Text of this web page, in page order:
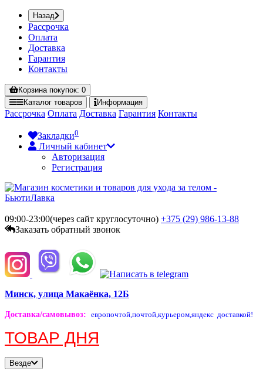
Назад
Рассрочка
Оплата
Доставка
Гарантия
Контакты
Корзинапокупок: 0
Каталог товаров Информация
Рассрочка Оплата Доставка Гарантия Контакты
Закладки0
Личный кабинет
Авторизация
Регистрация
09:00-23:00(через сайт круглосуточно) +375 (29) 986-13-88
Заказать обратный звонок
Минск, улица Макаёнка, 12Б
Доставка/самовывоз: европочтой,почтой,курьером,яндекс доставкой!
ТОВАР ДНЯ
Везде